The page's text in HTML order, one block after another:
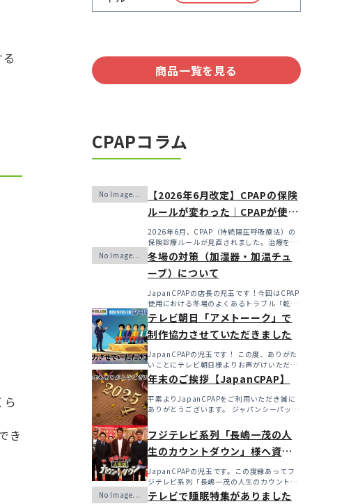
ら
き
商品一覧を見る
CPAPコラム
【2026年6月改定】CPAPの保険
ルールが変わった｜CPAPが使え
なくなるかも？変更のメリッ
ト・デメリットと「購入」とい
う選択肢
2026年6月、CPAP（持続陽圧呼吸療法）の
保険診療ルールが見直されました。治療を始
めるハードルは...
冬場の対策（加湿器・加温チュ
ーブ）について
JapanCPAPの店長の児玉です！今回はCPAP
使用における冬場のよくあるトラブル「乾
燥・寒さ・結...
テレビ朝日「アメトーーク」で
制作協力させていただきました
JapanCPAPの児玉です！ この度、ありがた
いことにテレビ朝日様よりお声がけいただき
アメト...
年末のご挨拶【JapanCPAP】
平素よりJapanCPAPをご利用いただき誠に
ありがとうございます。 ジャパンシーパップ
フジテレビ系列「長嶋一茂の人
生のカウントダウン」様へ資料
を提供させていただきました！
JapanCPAPの児玉です。この度縁あってフ
ジテレビ系列「長嶋一茂の人生のカウントダ
ウン」様へ資料...
テレビで睡眠特集がありました